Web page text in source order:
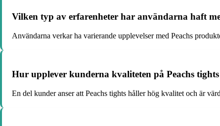
Vilken typ av erfarenheter har användarna haft
Användarna verkar ha varierande upplevelser med Peachs
Hur upplever kunderna kvaliteten på Peachs
En del kunder anser att Peachs tights håller hög kvalitet och är